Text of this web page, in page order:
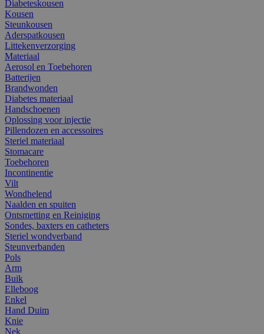
Diabeteskousen
Kousen
Steunkousen
Aderspatkousen
Littekenverzorging
Materiaal
Aerosol en Toebehoren
Batterijen
Brandwonden
Diabetes materiaal
Handschoenen
Oplossing voor injectie
Pillendozen en accessoires
Steriel materiaal
Stomacare
Toebehoren
Incontinentie
Vilt
Wondhelend
Naalden en spuiten
Ontsmetting en Reiniging
Sondes, baxters en catheters
Steriel wondverband
Steunverbanden
Pols
Arm
Buik
Elleboog
Enkel
Hand Duim
Knie
Nek